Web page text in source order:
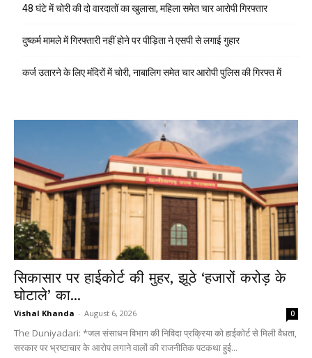
48 घंटे में चोरी की दो वारदातों का खुलासा, महिला समेत चार आरोपी गिरफ्तार
दुष्कर्म मामले में गिरफ्तारी नहीं होने पर पीड़िता ने एसपी से लगाई गुहार
कर्ज उतारने के लिए मंदिरों में चोरी, नाबालिग समेत चार आरोपी पुलिस की गिरफ्त में
सिकासार पर हाईकोर्ट की मुहर, झूठे ‘हजारों करोड़ के
घोटाले’ का...
Vishal Khanda - August 6, 2026 0
The Duniyadari: *जल संसाधन विभाग की निविदा प्रक्रिया को हाईकोर्ट से मिली वैधता,
सरकार पर भ्रष्टाचार के आरोप लगाने वालों की राजनीतिक पटकथा हुई...